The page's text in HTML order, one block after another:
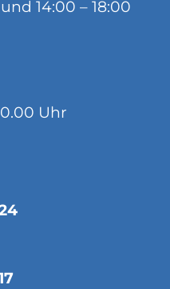
14:00 – 18:00
Uhr